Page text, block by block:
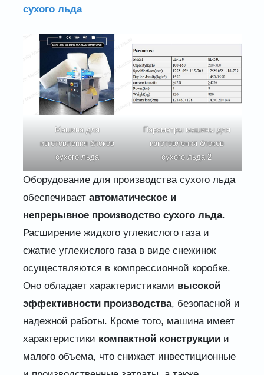
сухого льда
Машина для
изготовления блоков
сухого льда
Параметры машины для
изготовления блоков
сухого льда 2
Оборудование для производства сухого льда
обеспечивает автоматическое и
непрерывное производство сухого льда.
Расширение жидкого углекислого газа и
сжатие углекислого газа в виде снежинок
осуществляются в компрессионной коробке.
Оно обладает характеристиками высокой
эффективности производства, безопасной и
надежной работы. Кроме того, машина имеет
характеристики компактной конструкциии
малого объема, что снижает инвестиционные